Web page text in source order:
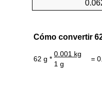
Cómo convertir
62 g *
0.001 kg
=
1 g